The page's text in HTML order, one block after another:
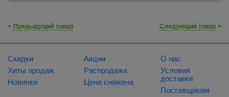
< Предыдущий товар Следующий товар >
Скидки
Хиты продаж
Новинки
Акции
Распродажа
Цена снижена
О нас
Условия
доставки
Поставщикам